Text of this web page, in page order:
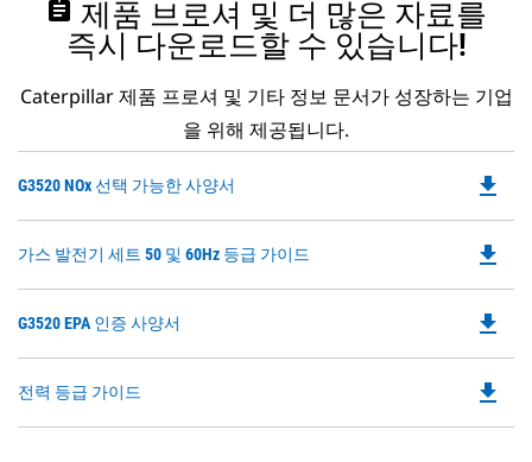
assignment 제품 브로셔 및 더 많은 자료를
즉시 다운로드할 수 있습니다!
Caterpillar 제품 프로셔 및 기타 정보 문서가 성장하는 기업
을 위해 제공됩니다.
G3520 NOx 선택 가능한 사양서
a
file_download
가스 발전기 세트 50 및 60Hz 등급 가이드
a
file_download
G3520 EPA 인증 사양서
a
file_download
전력 등급 가이드 file_download